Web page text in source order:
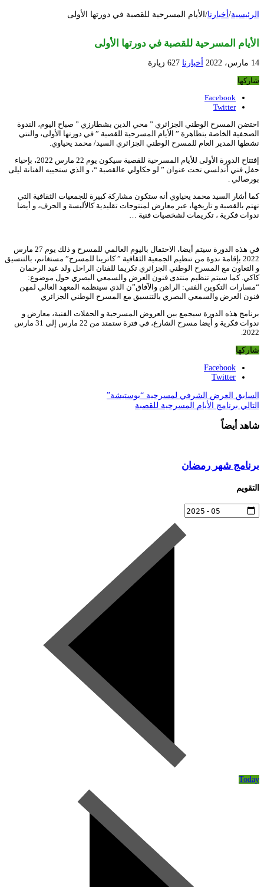
الرئيسية/ أخبارنا/ الأيام المسرحية للقصبة في دورتها الأولى
الأيام المسرحية للقصبة في دورتها الأولى
14 مارس، 2022 أخبارنا 627 زيارة
شاركها
Facebook
Twitter
احتضن المسرح الوطني الجزائري ” محي الدين بشطارزي ” صباح اليوم، الندوة
الصحفية الخاصة بتظاهرة ” الأيام المسرحية للقصبة ” في دورتها الأولى، والنتي
نشطها المدير العام للمسرح الوطني الجزائري السيد/ محمد يحياوي.
إفتتاح الدورة الأولى للأيام المسرحية للقصبة سيكون يوم 22 مارس 2022، بإحياء
حفل فني أندلسي تحت عنوان ” لو حكاولي عالقصبة “، و الذي ستحييه الفنانة ليلى
بورصالي .
كما أشار السيد محمد يحياوي أنه ستكون مشاركة كبيرة للجمعيات الثقافية التي
تهتم بالقصبة و تاريخها، عبر معارض لمنتوجات تقليدية كالألبسة و الحرف، و أيضا
ندوات فكرية ، تكريمات لشخصيات فنية …
في هذه الدورة سيتم أيضا، الاحتفال باليوم العالمي للمسرح و ذلك يوم 27 مارس
2022 بإقامة ندوة من تنظيم الجمعية الثقافية ” كاترينا للمسرح” مستغانم، بالتنسيق
و التعاون مع المسرح الوطني الجزائري تكريما للفنان الراحل ولد عبد الرحمان
كاكي. كما سيتم تنظيم منتدى فنون العرض والسمعي البصري حول موضوع:
“مسارات التكوين الفني: الراهن والآفاق”ن الذي سينظمه المعهد العالي لمهن
فنون العرض والسمعي البصري بالتنسيق مع المسرح الوطني الجزائري
برنامج هذه الدورة سيجمع بين العروض المسرحية و الحفلات الفنية، معارض و
ندوات فكرية و أيضا مسرح الشارع، في فترة ستمتد من 22 مارس إلى 31 مارس
2022.
شاركها
Facebook
Twitter
السابق العرض الشرفي لمسرحية “بوستيشة”
التالي برنامج الأيام المسرحية للقصبة
شاهد أيضاً
برنامج شهر رمضان
التقويم
Today